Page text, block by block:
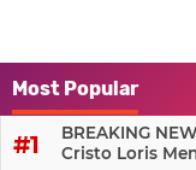
Most Popular
BREAKING
Cristo Loris